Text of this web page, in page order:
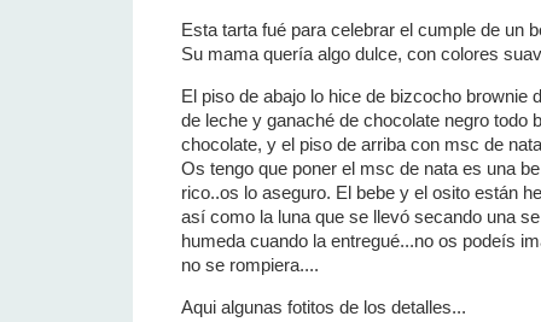
Esta tarta fué para celebrar el cumple de un
Su mama quería algo dulce, con colores
El piso de abajo lo hice de bizcocho brownie
de leche y ganaché de chocolate negro todo
chocolate, y el piso de arriba con msc de
Os tengo que poner el msc de nata es una
rico..os lo aseguro. El bebe y el osito están
así como la luna que se llevó secando una
humeda cuando la entregué...no os podeís
no se rompiera....
Aqui algunas fotitos de los detalles...